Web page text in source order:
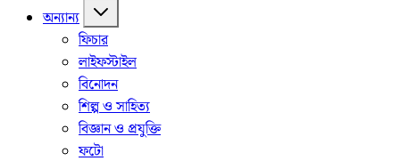
অন্যান্য
ফিচার
লাইফস্টাইল
বিনোদন
শিল্প ও সাহিত্য
বিজ্ঞান ও প্রযুক্তি
ফটো